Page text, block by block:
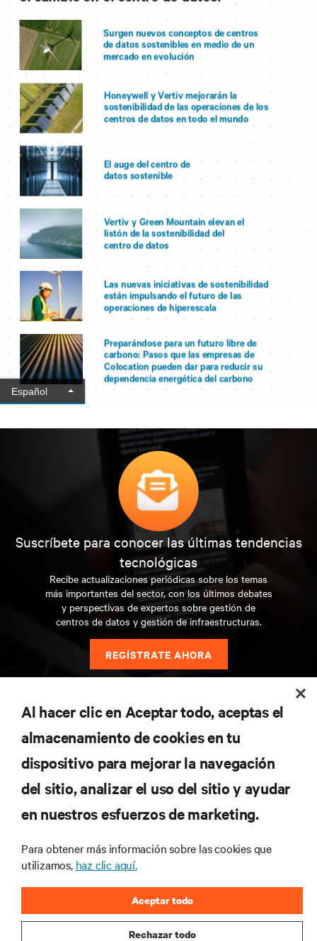
Suscríbete para conocer las últimas tendencias
tecnológicas
Recibe actualizaciones periódicas sobre los temas
más importantes del sector, con los últimos debates
y perspectivas de expertos sobre gestión de
centros de datos y gestión de infraestructuras.
REGÍSTRATE AHORA
RECURSOS
CORPORATIVO
Al hacer clic en Aceptar todo, aceptas el
almacenamiento de cookies en tu
dispositivo para mejorar la navegación
del sitio, analizar el uso del sitio y ayudar
en nuestros esfuerzos de marketing.
Para obtener más información sobre las cookies que
utilizamos, haz clic aquí.
Rechazar todo
Aceptar todo